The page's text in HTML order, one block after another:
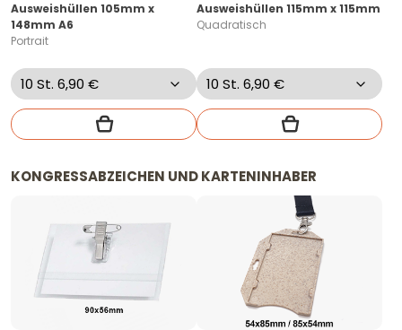
Ausweishüllen 105mm x
148mm A6
Portrait
Ausweishüllen 115mm x 115mm
Quadratisch
KONGRESSABZEICHEN UND KARTENINHABER